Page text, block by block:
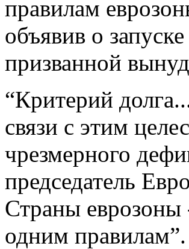
правилам
объявив о
призванной
“Критерий
связи с этим
чрезмерного
председатель
Страны еврозоны
одним правилам”.